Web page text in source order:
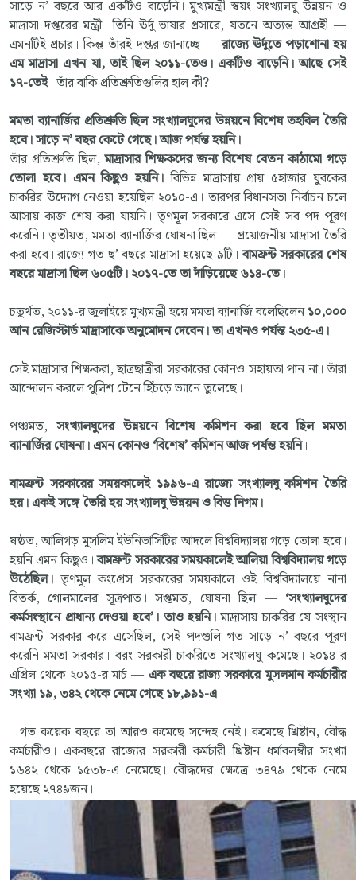
সাড়ে ন’ বছরে আর একটিও বাড়েনি। মুখ্যমন্ত্রী স্বয়ং সংখ্যালঘু উন্নয়ন ও
মাদ্রাসা দপ্তরের মন্ত্রী। তিনি ঊর্দু ভাষার প্রসারে, যতনে অত্যন্ত আগ্রহী —
এমনটিই প্রচার। কিন্তু তাঁরই দপ্তর জানাচ্ছে —রাজ্যে ঊর্দুতে পড়াশোনা হয়
এম মাদ্রাসা এখন যা, তাই ছিল ২০১১-তেও। একটিও বাড়েনি। আছে সেই
১৭-তেই। তাঁর বাকি প্রতিশ্রুতিগুলির হাল কী?
মমতা ব্যানার্জির প্রতিশ্রুতি ছিল সংখ্যালঘুদের উন্নয়নে বিশেষ তহবিল তৈরি
হবে। সাড়ে ন’ বছর কেটে গেছে। আজ পর্যন্ত হয়নি।
তাঁর প্রতিশ্রুতি ছিল,মাদ্রাসার শিক্ষকদের জন্য বিশেষ বেতন কাঠামো গড়ে
তোলা হবে। এমন কিছুও হয়নি।বিভিন্ন মাদ্রাসায় প্রায় ৫হাজার যুবকের
চাকরির উদ্যোগ নেওয়া হয়েছিল ২০১০-এ। তারপর বিধানসভা নির্বাচন চলে
আসায় কাজ শেষ করা যায়নি। তৃণমূল সরকারে এসে সেই সব পদ পূরণ
করেনি। তৃতীয়ত, মমতা ব্যানার্জির ঘোষনা ছিল — প্রয়োজনীয় মাদ্রাসা তৈরি
করা হবে। রাজ্যে গত ছ’ বছরে মাদ্রাসা হয়েছে ৯টি।বামফ্রন্ট সরকারের শেষ
বছরে মাদ্রাসা ছিল ৬০৫টি। ২০১৭-তে তা দাঁড়িয়েছে ৬১৪-তে।
চতুর্থত, ২০১১-র জুলাইয়ে মুখ্যমন্ত্রী হয়ে মমতা ব্যানার্জি বলেছিলেন১০,০০০
আন রেজিস্টার্ড মাদ্রাসাকে অনুমোদন দেবেন। তা এখনও পর্যন্ত ২৩৫-এ।
সেই মাদ্রাসার শিক্ষকরা, ছাত্রছাত্রীরা সরকারের কোনও সহায়তা পান না। তাঁরা
আন্দোলন করলে পুলিশ টেনে হিঁচড়ে ভ্যানে তুলেছে।
পঞ্চমত,সংখ্যালঘুদের উন্নয়নে বিশেষ কমিশন করা হবে ছিল মমতা
ব্যানার্জির ঘোষনা। এমন কোনও ‘বিশেষ’ কমিশন আজ পর্যন্ত হয়নি।
বামফ্রন্ট সরকারের সময়কালেই ১৯৯৬-এ রাজ্যে সংখ্যালঘু কমিশন তৈরি
হয়। একই সঙ্গে তৈরি হয় সংখ্যালঘু উন্নয়ন ও বিত্ত নিগম।
ষষ্ঠত, আলিগড় মুসলিম ইউনিভার্সিটির আদলে বিশ্ববিদ্যালয় গড়ে তোলা হবে।
হয়নি এমন কিছুও।বামফ্রন্ট সরকারের সময়কালেই আলিয়া বিশ্ববিদ্যালয় গড়ে
উঠেছিল। তৃণমূল কংগ্রেস সরকারের সময়কালে ওই বিশ্ববিদ্যালয়ে নানা
বিতর্ক, গোলমালের সূত্রপাত। সপ্তমত, ঘোষনা ছিল — ‘সংখ্যালঘুদের
কর্মসংস্থানে প্রাধান্য দেওয়া হবে’। তাও হয়নি।মাদ্রাসায় চাকরির যে সংস্থান
বামফ্রন্ট সরকার করে এসেছিল, সেই পদগুলি গত সাড়ে ন’ বছরে পূরণ
করেনি মমতা-সরকার। বরং সরকারী চাকরিতে সংখ্যালঘু কমেছে। ২০১৪-র
এপ্রিল থেকে ২০১৫-র মার্চ — এক বছরে রাজ্য সরকারে মুসলমান কর্মচারীর
সংখ্যা ১৯, ৩৪২ থেকে নেমে গেছে ১৮,৯৯১-এ
। গত কয়েক বছরে তা আরও কমেছে সন্দেহ নেই। কমেছে খ্রিষ্টান, বৌদ্ধ
কর্মচারীও। একবছরে রাজ্যের সরকারী কর্মচারী খ্রিষ্টান ধর্মাবলম্বীর সংখ্যা
১৬৪২ থেকে ১৫৩৮-এ নেমেছে। বৌদ্ধদের ক্ষেত্রে ৩৪৭৯ থেকে নেমে
হয়েছে ২৭৪৯জন।